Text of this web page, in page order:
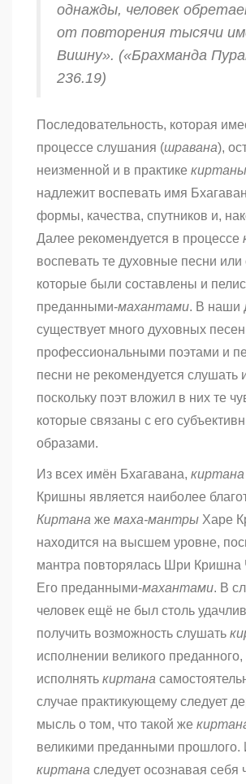
однажды, человек
от повторения тысячи
Вишну». («Брахманда
236.19)
Последовательность, которая
процессе слушания (шравана),
неизменной и в практике киртаны
надлежит воспевать имя
формы, качества, спутников и,
Далее рекомендуется в процессе
воспевать те духовные песни или
которые были составлены и
преданными-махантами. В наши
существует много духовных
профессиональными поэтами и
песни не рекомендуется слушать
поскольку поэт вложил в них те
которые связаны с его
образами.
Из всех имён Бхагавана, киртана
Кришны является наиболее
Киртана же маха-мантры Харе
находится на высшем уровне,
мантра повторялась Шри Кришна
Его преданными-махантами. В
человек ещё не был столь
получить возможность слушать
исполнении великого
исполнять киртана
случае практикующему следует
мысль о том, что такой же
великими преданными прошлого.
киртана следует осознавая себя